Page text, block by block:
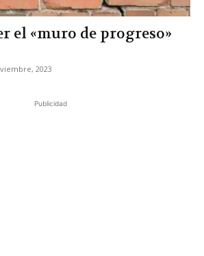
el «muro de progreso»
2023
Publicidad